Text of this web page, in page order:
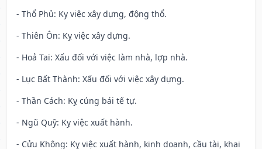
- Thổ Phủ: Kỵ việc xây dựng, động thổ.
- Thiên Ôn: Kỵ việc xây dựng.
- Hoả Tai: Xấu đối với việc làm nhà, lợp nhà.
- Lục Bất Thành: Xấu đối với việc xây dựng.
- Thần Cách: Kỵ cúng bái tế tự.
- Ngũ Quỹ: Kỵ việc xuất hành.
- Cửu Không: Kỵ việc xuất hành, kinh doanh, cầu tài, khai